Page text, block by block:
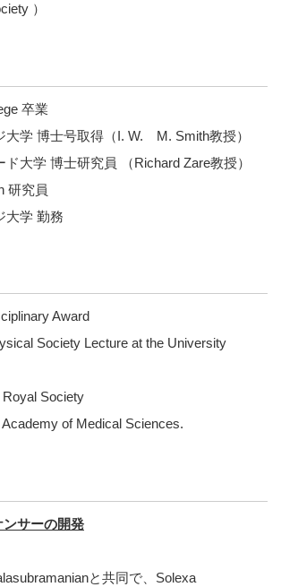
）
卒業
大学 博士号取得（I. W. M. Smith教授）
大学 博士研究員 （Richard Zare教授）
研究員
大学 勤務
Award
Society Lecture at the University
Royal Society
of Medical Sciences.
サーの開発
と共同で、Solexa